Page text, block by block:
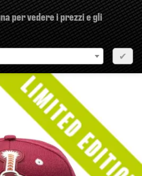
per vedere i prezzi e gli
✔
Prossimo